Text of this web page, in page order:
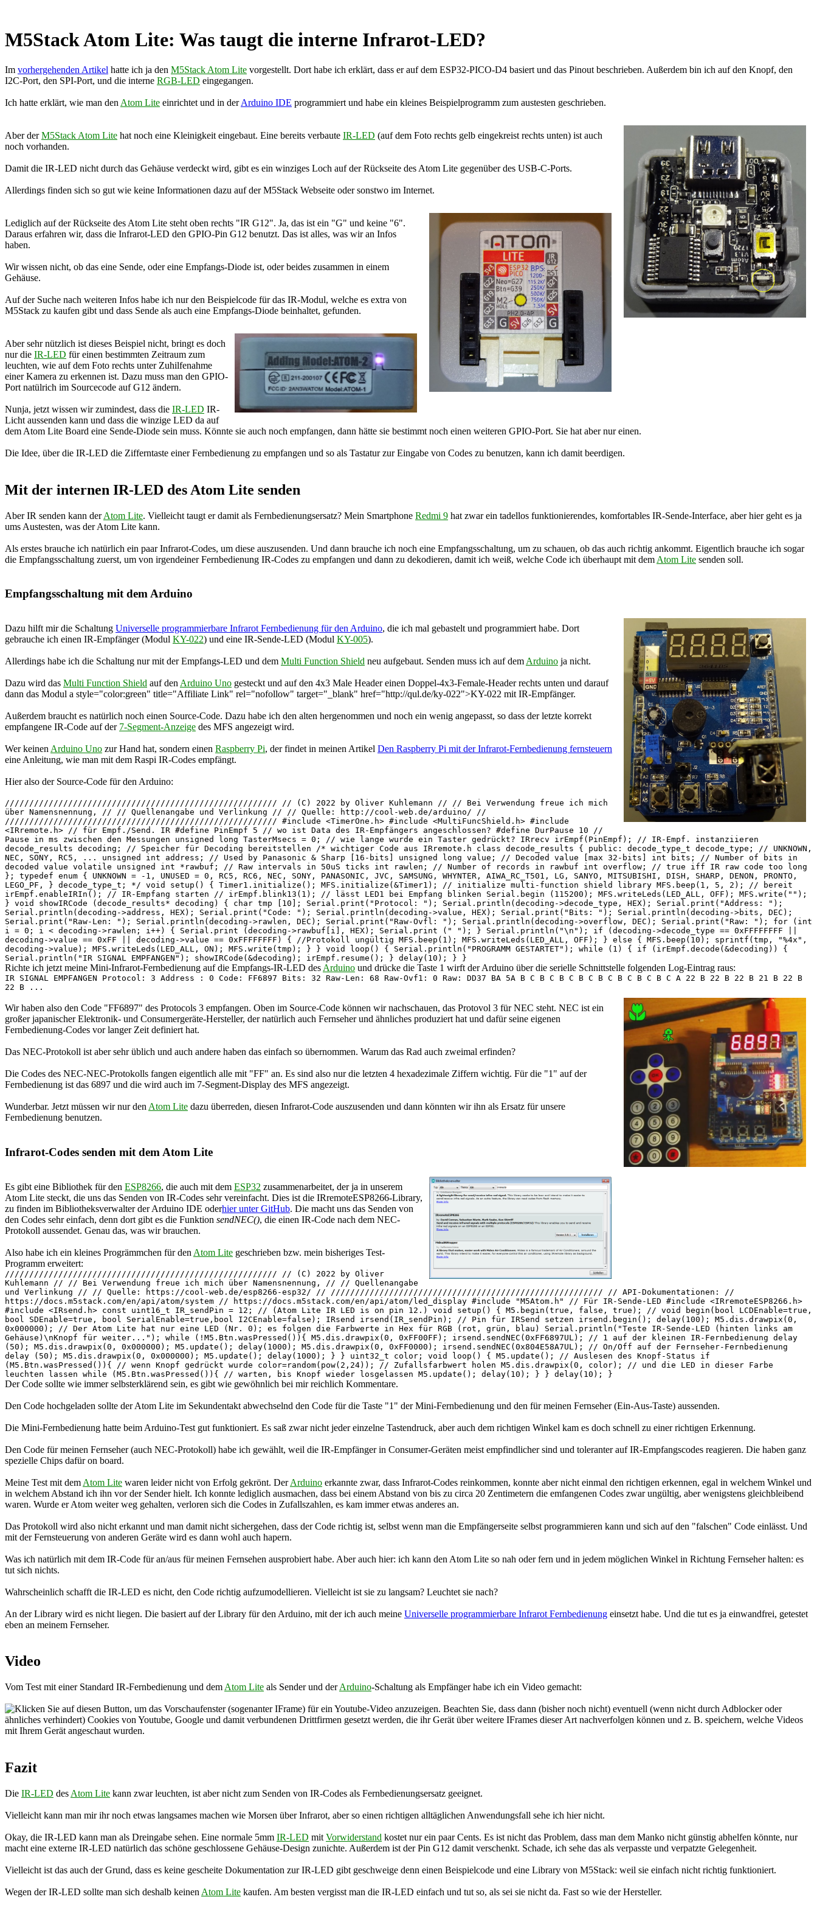
M5Stack Atom Lite: Was taugt die interne Infrarot-LED?
Im vorhergehenden Artikel hatte ich ja den M5Stack Atom Lite vorgestellt. Dort habe ich erklärt, dass er auf dem ESP32-PICO-D4 basiert und das Pinout beschrieben. Außerdem bin ich auf den Knopf, den
I2C-Port, den SPI-Port, und die interne RGB-LED eingegangen.
Ich hatte erklärt, wie man den Atom Lite einrichtet und in derArduino IDE programmiert und habe ein kleines Beispielprogramm zum austesten geschrieben.
Aber derM5Stack Atom Lite hat noch eine Kleinigkeit eingebaut. Eine bereits verbaute IR-LED (auf dem Foto rechts gelb eingekreist rechts unten) ist auch
noch vorhanden.
Damit die IR-LED nicht durch das Gehäuse verdeckt wird, gibt es ein winziges Loch auf der Rückseite des Atom Lite gegenüber des USB-C-Ports.
Allerdings finden sich so gut wie keine Informationen dazu auf der M5Stack Webseite oder sonstwo im Internet.
Lediglich auf der Rückseite des Atom Lite steht oben rechts "IR G12". Ja, das ist ein "G" und keine "6".
Daraus erfahren wir, dass die Infrarot-LED den GPIO-Pin G12 benutzt. Das ist alles, was wir an Infos
haben.
Wir wissen nicht, ob das eine Sende, oder eine Empfangs-Diode ist, oder beides zusammen in einem
Gehäuse.
Auf der Suche nach weiteren Infos habe ich nur den Beispielcode für das IR-Modul, welche es extra von
M5Stack zu kaufen gibt und dass Sende als auch eine Empfangs-Diode beinhaltet, gefunden.
Aber sehr nützlich ist dieses Beispiel nicht, bringt es doch
nur die IR-LED für einen bestimmten Zeitraum zum
leuchten, wie auf dem Foto rechts unter Zuhilfenahme
einer Kamera zu erkennen ist. Dazu muss man den GPIO-
Port natülrich im Sourcecode auf G12 ändern.
Nunja, jetzt wissen wir zumindest, dass die IR-LED IR-
Licht aussenden kann und dass die winzige LED da auf
dem Atom Lite Board eine Sende-Diode sein muss. Könnte sie auch noch empfangen, dann hätte sie bestimmt noch einen weiteren GPIO-Port. Sie hat aber nur einen.
Die Idee, über die IR-LED die Zifferntaste einer Fernbedienung zu empfangen und so als Tastatur zur Eingabe von Codes zu benutzen, kann ich damit beerdigen.
Mit der internen IR-LED des Atom Lite senden
Aber IR senden kann derAtom Lite. Vielleicht taugt er damit als Fernbedienungsersatz? Mein Smartphone Redmi 9 hat zwar ein tadellos funktionierendes, komfortables IR-Sende-Interface, aber hier geht es ja
ums Austesten, was der Atom Lite kann.
Als erstes brauche ich natürlich ein paar Infrarot-Codes, um diese auszusenden. Und dann brauche ich noch eine Empfangsschaltung, um zu schauen, ob das auch richtig ankommt. Eigentlich brauche ich sogar
die Empfangsschaltung zuerst, um von irgendeiner Fernbedienung IR-Codes zu empfangen und dann zu dekodieren, damit ich weiß, welche Code ich überhaupt mit dem Atom Lite senden soll.
Empfangsschaltung mit dem Arduino
Dazu hilft mir die Schaltung Universelle programmierbare Infrarot Fernbedienung für den Arduino, die ich mal gebastelt und programmiert habe. Dort
gebrauche ich einen IR-Empfänger (Modul KY-022) und eine IR-Sende-LED (Modul KY-005).
Allerdings habe ich die Schaltung nur mit der Empfangs-LED und dem Multi Function Shield neu aufgebaut. Senden muss ich auf dem Arduino ja nicht.
Dazu wird das Multi Function Shield auf den Arduino Uno gesteckt und auf den 4x3 Male Header einen Doppel-4x3-Female-Header rechts unten und darauf
dann das Modul a style="color:green" title="Affiliate Link" rel="nofollow" target="_blank" href="http://qul.de/ky-022">KY-022 mit IR-Empfänger.
Außerdem braucht es natürlich noch einen Source-Code. Dazu habe ich den alten hergenommen und noch ein wenig angepasst, so dass der letzte korrekt
empfangene IR-Code auf der 7-Segment-Anzeige des MFS angezeigt wird.
Wer keinen Arduino Uno zur Hand hat, sondern einen Raspberry Pi, der findet in meinen Artikel Den Raspberry Pi mit der Infrarot-Fernbedienung fernsteuern
eine Anleitung, wie man mit dem Raspi IR-Codes empfängt.
Hier also der Source-Code für den Arduino:
//////////////////////////////////////////////////////// // (C) 2022 by Oliver Kuhlemann // // Bei Verwendung freue ich mich
über Namensnennung, // // Quellenangabe und Verlinkung // // Quelle: http://cool-web.de/arduino/ //
//////////////////////////////////////////////////////// #include <TimerOne.h> #include <MultiFuncShield.h> #include
<IRremote.h> // für Empf./Send. IR #define PinEmpf 5 // wo ist Data des IR-Empfängers angeschlossen? #define DurPause 10 //
Pause in ms zwischen den Messungen unsigned long TasterMsecs = 0; // wie lange wurde ein Taster gedrückt? IRrecv irEmpf(PinEmpf); // IR-Empf. instanziieren
decode_results decoding; // Speicher für Decoding bereitstellen /* wichtiger Code aus IRremote.h class decode_results { public: decode_type_t decode_type; // UNKNOWN,
NEC, SONY, RC5, ... unsigned int address; // Used by Panasonic & Sharp [16-bits] unsigned long value; // Decoded value [max 32-bits] int bits; // Number of bits in
decoded value volatile unsigned int *rawbuf; // Raw intervals in 50uS ticks int rawlen; // Number of records in rawbuf int overflow; // true iff IR raw code too long
}; typedef enum { UNKNOWN = -1, UNUSED = 0, RC5, RC6, NEC, SONY, PANASONIC, JVC, SAMSUNG, WHYNTER, AIWA_RC_T501, LG, SANYO, MITSUBISHI, DISH, SHARP, DENON, PRONTO,
LEGO_PF, } decode_type_t; */ void setup() { Timer1.initialize(); MFS.initialize(&Timer1); // initialize multi-function shield library MFS.beep(1, 5, 2); // bereit
irEmpf.enableIRIn(); // IR-Empfang starten // irEmpf.blink13(1); // lässt LED1 bei Empfang blinken Serial.begin (115200); MFS.writeLeds(LED_ALL, OFF); MFS.write("");
} void showIRCode (decode_results* decoding) { char tmp [10]; Serial.print("Protocol: "); Serial.println(decoding->decode_type, HEX); Serial.print("Address: ");
Serial.println(decoding->address, HEX); Serial.print("Code: "); Serial.println(decoding->value, HEX); Serial.print("Bits: "); Serial.println(decoding->bits, DEC);
Serial.print("Raw-Len: "); Serial.println(decoding->rawlen, DEC); Serial.print("Raw-Ovfl: "); Serial.println(decoding->overflow, DEC); Serial.print("Raw: "); for (int
i = 0; i < decoding->rawlen; i++) { Serial.print (decoding->rawbuf[i], HEX); Serial.print (" "); } Serial.println("\n"); if (decoding->decode_type == 0xFFFFFFFF ||
decoding->value == 0xFF || decoding->value == 0xFFFFFFFF) { //Protokoll ungültig MFS.beep(1); MFS.writeLeds(LED_ALL, OFF); } else { MFS.beep(10); sprintf(tmp, "%4x",
decoding->value); MFS.writeLeds(LED_ALL, ON); MFS.write(tmp); } } void loop() { Serial.println("PROGRAMM GESTARTET"); while (1) { if (irEmpf.decode(&decoding)) {
Serial.println("IR SIGNAL EMPFANGEN"); showIRCode(&decoding); irEmpf.resume(); } delay(10); } }
Richte ich jetzt meine Mini-Infrarot-Fernbedienung auf die Empfangs-IR-LED des Arduino und drücke die Taste 1 wirft der Arduino über die serielle Schnittstelle folgenden Log-Eintrag raus:
IR SIGNAL EMPFANGEN Protocol: 3 Address : 0 Code: FF6897 Bits: 32 Raw-Len: 68 Raw-Ovf1: 0 Raw: DD37 BA 5A B C B C B C B C B C B C B C B C A 22 B 22 B 22 B 21 B 22 B
22 B ...
Wir haben also den Code "FF6897" des Protocols 3 empfangen. Oben im Source-Code können wir nachschauen, das Protovol 3 für NEC steht. NEC ist ein
großer japanischer Elektronik- und Consumergeräte-Hersteller, der natürlich auch Fernseher und ähnliches produziert hat und dafür seine eigenen
Fernbedienung-Codes vor langer Zeit definiert hat.
Das NEC-Protokoll ist aber sehr üblich und auch andere haben das einfach so übernommen. Warum das Rad auch zweimal erfinden?
Die Codes des NEC-NEC-Protokolls fangen eigentlich alle mit "FF" an. Es sind also nur die letzten 4 hexadezimale Ziffern wichtig. Für die "1" auf der
Fernbedienung ist das 6897 und die wird auch im 7-Segment-Display des MFS angezeigt.
Wunderbar. Jetzt müssen wir nur den Atom Lite dazu überreden, diesen Infrarot-Code auszusenden und dann könnten wir ihn als Ersatz für unsere
Fernbedienung benutzen.
Infrarot-Codes senden mit dem Atom Lite
Es gibt eine Bibliothek für den ESP8266, die auch mit dem ESP32 zusammenarbeitet, der ja in unserem
Atom Lite steckt, die uns das Senden von IR-Codes sehr vereinfacht. Dies ist die IRremoteESP8266-Library,
zu finden im Bibliotheksverwalter der Arduino IDE oderhier unter GitHub. Die macht uns das Senden von
den Codes sehr einfach, denn dort gibt es die Funktion sendNEC(), die einen IR-Code nach dem NEC-
Protokoll aussendet. Genau das, was wir brauchen.
Also habe ich ein kleines Progrämmchen für den Atom Lite geschrieben bzw. mein bisheriges Test-
Programm erweitert:
//////////////////////////////////////////////////////// // (C) 2022 by Oliver
Kuhlemann // // Bei Verwendung freue ich mich über Namensnennung, // // Quellenangabe
und Verlinkung // // Quelle: https://cool-web.de/esp8266-esp32/ // //////////////////////////////////////////////////////// // API-Dokumentationen: //
https://docs.m5stack.com/en/api/atom/system // https://docs.m5stack.com/en/api/atom/led_display #include "M5Atom.h" // Für IR-Sende-LED #include <IRremoteESP8266.h>
#include <IRsend.h> const uint16_t IR_sendPin = 12; // (Atom Lite IR LED is on pin 12.) void setup() { M5.begin(true, false, true); // void begin(bool LCDEnable=true,
bool SDEnable=true, bool SerialEnable=true,bool I2CEnable=false); IRsend irsend(IR_sendPin); // Pin für IRSend setzen irsend.begin(); delay(100); M5.dis.drawpix(0,
0x000000); // Der Atom Lite hat nur eine LED (Nr. 0); es folgen die Farbwerte in Hex für RGB (rot, grün, blau) Serial.println("Teste IR-Sende-LED (hinten links am
Gehäuse)\nKnopf für weiter..."); while (!M5.Btn.wasPressed()){ M5.dis.drawpix(0, 0xFF00FF); irsend.sendNEC(0xFF6897UL); // 1 auf der kleinen IR-Fernbedienung delay
(50); M5.dis.drawpix(0, 0x000000); M5.update(); delay(1000); M5.dis.drawpix(0, 0xFF0000); irsend.sendNEC(0x804E58A7UL); // On/Off auf der Fernseher-Fernbedienung
delay (50); M5.dis.drawpix(0, 0x000000); M5.update(); delay(1000); } } uint32_t color; void loop() { M5.update(); // Auslesen des Knopf-Status if
(M5.Btn.wasPressed()){ // wenn Knopf gedrückt wurde color=random(pow(2,24)); // Zufallsfarbwert holen M5.dis.drawpix(0, color); // und die LED in dieser Farbe
leuchten lassen while (M5.Btn.wasPressed()){ // warten, bis Knopf wieder losgelassen M5.update(); delay(10); } } delay(10); }
Der Code sollte wie immer selbsterklärend sein, es gibt wie gewöhnlich bei mir reichlich Kommentare.
Den Code hochgeladen sollte der Atom Lite im Sekundentakt abwechselnd den Code für die Taste "1" der Mini-Fernbedienung und den für meinen Fernseher (Ein-Aus-Taste) aussenden.
Die Mini-Fernbedienung hatte beim Arduino-Test gut funktioniert. Es saß zwar nicht jeder einzelne Tastendruck, aber auch dem richtigen Winkel kam es doch schnell zu einer richtigen Erkennung.
Den Code für meinen Fernseher (auch NEC-Protokoll) habe ich gewählt, weil die IR-Empfänger in Consumer-Geräten meist empfindlicher sind und toleranter auf IR-Empfangscodes reagieren. Die haben ganz
spezielle Chips dafür on board.
Meine Test mit dem Atom Lite waren leider nicht von Erfolg gekrönt. DerArduino erkannte zwar, dass Infrarot-Codes reinkommen, konnte aber nicht einmal den richtigen erkennen, egal in welchem Winkel und
in welchem Abstand ich ihn vor der Sender hielt. Ich konnte lediglich ausmachen, dass bei einem Abstand von bis zu circa 20 Zentimetern die emfangenen Codes zwar ungültig, aber wenigstens gleichbleibend
waren. Wurde er Atom weiter weg gehalten, verloren sich die Codes in Zufallszahlen, es kam immer etwas anderes an.
Das Protokoll wird also nicht erkannt und man damit nicht sichergehen, dass der Code richtig ist, selbst wenn man die Empfängerseite selbst programmieren kann und sich auf den "falschen" Code einlässt. Und
mit der Fernsteuerung von anderen Geräte wird es dann wohl auch hapern.
Was ich natürlich mit dem IR-Code für an/aus für meinen Fernsehen ausprobiert habe. Aber auch hier: ich kann den Atom Lite so nah oder fern und in jedem möglichen Winkel in Richtung Fernseher halten: es
tut sich nichts.
Wahrscheinlich schafft die IR-LED es nicht, den Code richtig aufzumodellieren. Vielleicht ist sie zu langsam? Leuchtet sie nach?
An der Library wird es nicht liegen. Die basiert auf der Library für den Arduino, mit der ich auch meine Universelle programmierbare Infrarot Fernbedienung einsetzt habe. Und die tut es ja einwandfrei, getestet
eben an meinem Fernseher.
Video
Vom Test mit einer Standard IR-Fernbedienung und dem Atom Lite als Sender und derArduino-Schaltung als Empfänger habe ich ein Video gemacht:
Fazit
Die IR-LED des Atom Lite kann zwar leuchten, ist aber nicht zum Senden von IR-Codes als Fernbedienungsersatz geeignet.
Vielleicht kann man mir ihr noch etwas langsames machen wie Morsen über Infrarot, aber so einen richtigen alltäglichen Anwendungsfall sehe ich hier nicht.
Okay, die IR-LED kann man als Dreingabe sehen. Eine normale 5mm IR-LED mit Vorwiderstand kostet nur ein paar Cents. Es ist nicht das Problem, dass man dem Manko nicht günstig abhelfen könnte, nur
macht eine externe IR-LED natürlich das schöne geschlossene Gehäuse-Design zunichte. Außerdem ist der Pin G12 damit verschenkt. Schade, ich sehe das als verpasste und verpatzte Gelegenheit.
Vielleicht ist das auch der Grund, dass es keine gescheite Dokumentation zur IR-LED gibt geschweige denn einen Beispielcode und eine Library von M5Stack: weil sie einfach nicht richtig funktioniert.
Wegen der IR-LED sollte man sich deshalb keinen Atom Lite kaufen. Am besten vergisst man die IR-LED einfach und tut so, als sei sie nicht da. Fast so wie der Hersteller.